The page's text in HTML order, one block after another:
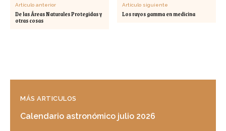
Artículo anterior
De las Áreas Naturales Protegidas y
otras cosas
Artículo siguiente
Los rayos gamma en medicina
MÁS ARTICULOS
Calendario astronómico julio 2026